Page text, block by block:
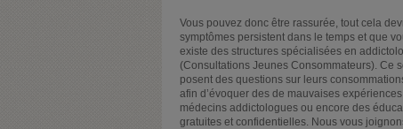
Vous pouvez donc être rassurée, tout cela
symptômes persistent dans le temps et que
existe des structures spécialisées en
(Consultations Jeunes Consommateurs). Ce
posent des questions sur leurs
afin d’évoquer des de mauvaises
médecins addictologues ou encore des
gratuites et confidentielles. Nous vous